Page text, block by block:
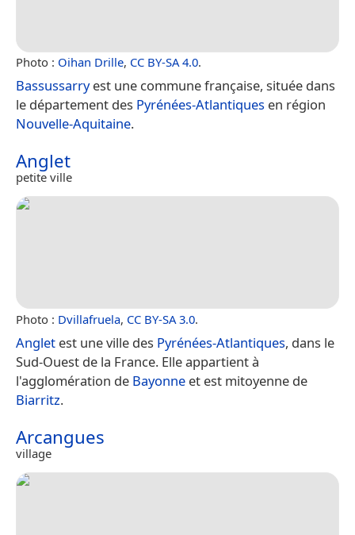
Photo : Oihan Drille, CC BY-SA 4.0.
Bassussarryest une commune française, située dans
le département des Pyrénées-Atlantiques en région
Nouvelle-Aquitaine.
Anglet
petite ville
Photo : Dvillafruela, CC BY-SA 3.0.
Anglet est une ville des Pyrénées-Atlantiques, dans le
Sud-Ouest de la France. Elle appartient à
l'agglomération de Bayonne et est mitoyenne de
Biarritz.
Arcangues
village